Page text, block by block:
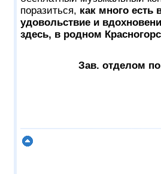
поразиться, как много
удовольствие и
здесь, в родном
Зав. отделом